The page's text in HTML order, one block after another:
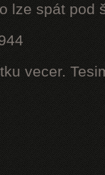
lze spát pod
vecer.